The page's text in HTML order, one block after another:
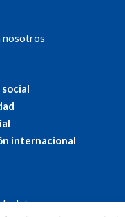
nosotros
internacional
datos